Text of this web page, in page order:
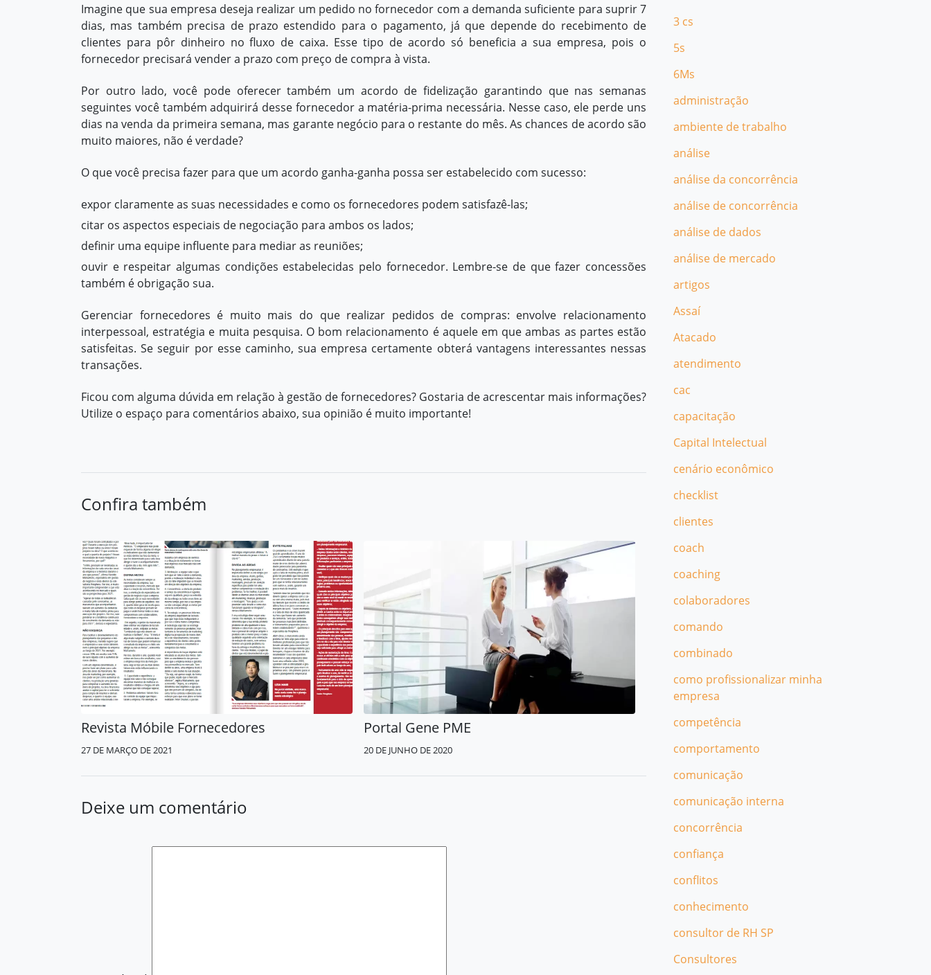
Imagine que sua empresa deseja realizar um pedido no fornecedor com a demanda suficiente para suprir 7
dias, mas também precisa de prazo estendido para o pagamento, já que depende do recebimento de
clientes para pôr dinheiro no fluxo de caixa. Esse tipo de acordo só beneficia a sua empresa, pois o
fornecedor precisará vender a prazo com preço de compra à vista.
Por outro lado, você pode oferecer também um acordo de fidelização garantindo que nas semanas
seguintes você também adquirirá desse fornecedor a matéria-prima necessária. Nesse caso, ele perde uns
dias na venda da primeira semana, mas garante negócio para o restante do mês. As chances de acordo são
muito maiores, não é verdade?
O que você precisa fazer para que um acordo ganha-ganha possa ser estabelecido com sucesso:
expor claramente as suas necessidades e como os fornecedores podem satisfazê-las;
citar os aspectos especiais de negociação para ambos os lados;
definir uma equipe influente para mediar as reuniões;
ouvir e respeitar algumas condições estabelecidas pelo fornecedor. Lembre-se de que fazer concessões
também é obrigação sua.
Gerenciar fornecedores é muito mais do que realizar pedidos de compras: envolve relacionamento
interpessoal, estratégia e muita pesquisa. O bom relacionamento é aquele em que ambas as partes estão
satisfeitas. Se seguir por esse caminho, sua empresa certamente obterá vantagens interessantes nessas
transações.
Ficou com alguma dúvida em relação à gestão de fornecedores? Gostaria de acrescentar mais informações?
Utilize o espaço para comentários abaixo, sua opinião é muito importante!
Confira também
Revista Móbile Fornecedores
27 DE MARÇO DE 2021
Portal Gene PME
20 DE JUNHO DE 2020
Deixe um comentário
3 cs
5s
6Ms
administração
ambiente de trabalho
análise
análise da concorrência
análise de concorrência
análise de dados
análise de mercado
artigos
Assaí
Atacado
atendimento
cac
capacitação
Capital Intelectual
cenário econômico
checklist
clientes
coach
coaching
colaboradores
comando
combinado
como profissionalizar minha
empresa
competência
comportamento
comunicação
comunicação interna
concorrência
confiança
conflitos
conhecimento
consultor de RH SP
Consultores